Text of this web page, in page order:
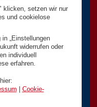
klicken, setzen wir nur
und cookielose
„Einstellungen
widerrufen oder
individuell
erfahren.
Cookie-